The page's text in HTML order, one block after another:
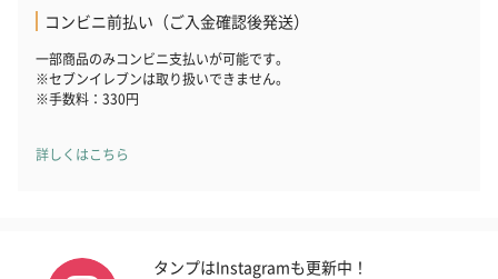
花束ハンドタオル（ピ
ンク）（1,760円）
花束ハンドタオル（ブ
ルー）（1,760円）
キャンドル・お香
コンビニ前払い（ご入金確認後発送）
一部商品のみコンビニ支払いが可能です。
※セブンイレブンは取り扱いできません。
※手数料：330円
詳しくはこちら
タンプはInstagramも更新中！